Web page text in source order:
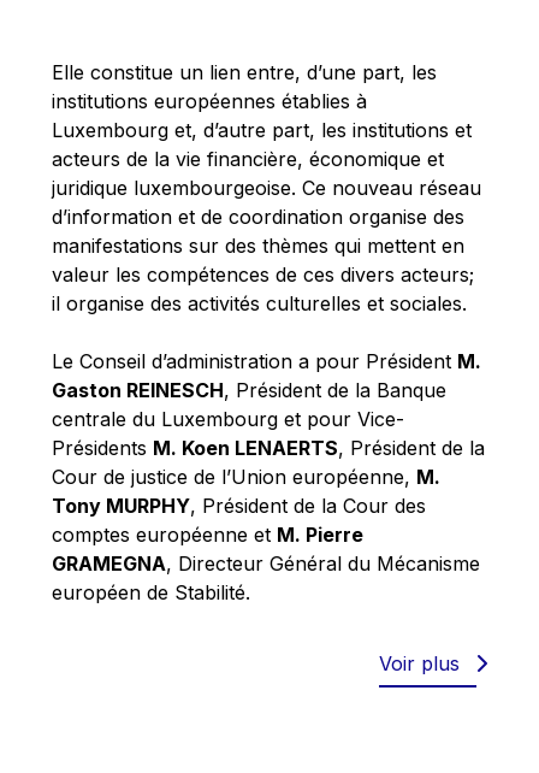
Michael Sohlman
Michel Goedert
Mireille Delmas-Marty
Nobuo Tanaka
Otmar Issing
Paolo Mengozzi
Paschal Donohoe
Pat Cox
Patrizia Nanz
Philippe Maystadt
Pierre Gramegna
Richard Pelly
Robert Goebbels
Robert REYNDERS
Elle constitue un lien entre, d’une part, les
institutions européennes établies à
Luxembourg et, d’autre part, les institutions et
acteurs de la vie financière, économique et
juridique luxembourgeoise. Ce nouveau réseau
d’information et de coordination organise des
manifestations sur des thèmes qui mettent en
valeur les compétences de ces divers acteurs;
il organise des activités culturelles et sociales.
Le Conseil d’administration a pour Président M.
Gaston REINESCH, Président de la Banque
centrale du Luxembourg et pour Vice-
Présidents M. Koen LENAERTS, Président de la
Cour de justice de l’Union européenne, M.
Tony MURPHY, Président de la Cour des
comptes européenne et M. Pierre
GRAMEGNA, Directeur Général du Mécanisme
européen de Stabilité.
Voir plus